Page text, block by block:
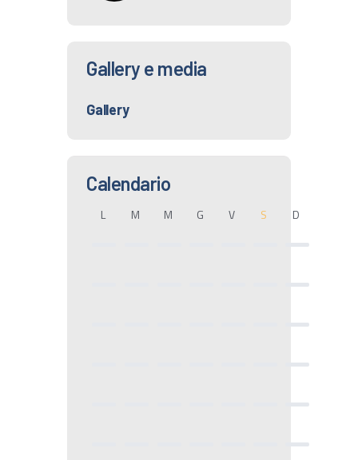
Gallery e media
Gallery
Calendario
L M M G V S D